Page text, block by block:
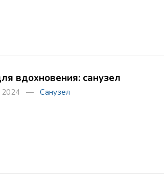
вдохновения: санузел
2024 — Санузел